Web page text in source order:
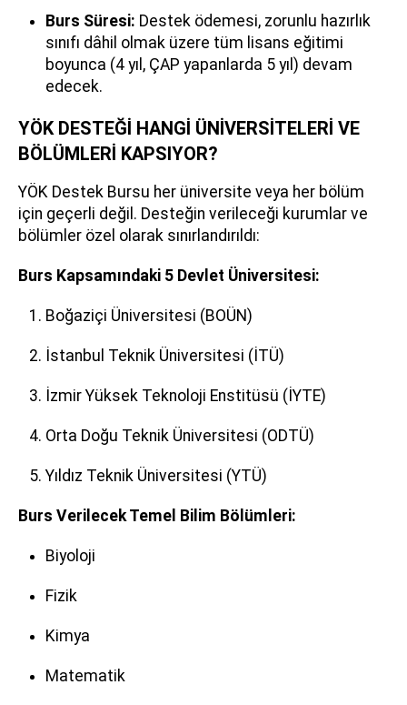
Burs Süresi: Destek ödemesi, zorunlu hazırlık
sınıfı dâhil olmak üzere tüm lisans eğitimi
boyunca (4 yıl, ÇAP yapanlarda 5 yıl) devam
edecek.
YÖK DESTEĞİ HANGİ ÜNİVERSİTELERİ VE
BÖLÜMLERİ KAPSIYOR?
YÖK Destek Bursu her üniversite veya her bölüm
için geçerli değil. Desteğin verileceği kurumlar ve
bölümler özel olarak sınırlandırıldı:
Burs Kapsamındaki 5 Devlet Üniversitesi:
Boğaziçi Üniversitesi (BOÜN)
İstanbul Teknik Üniversitesi (İTÜ)
İzmir Yüksek Teknoloji Enstitüsü (İYTE)
Orta Doğu Teknik Üniversitesi (ODTÜ)
Yıldız Teknik Üniversitesi (YTÜ)
Burs Verilecek Temel Bilim Bölümleri:
Biyoloji
Fizik
Kimya
Matematik